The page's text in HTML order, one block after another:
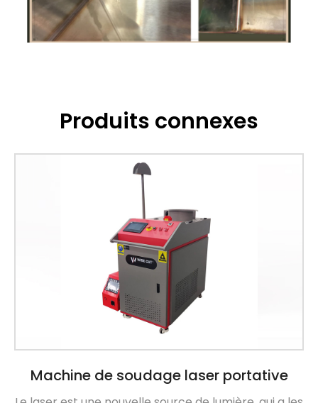
Produits connexes
Machine de soudage laser portative